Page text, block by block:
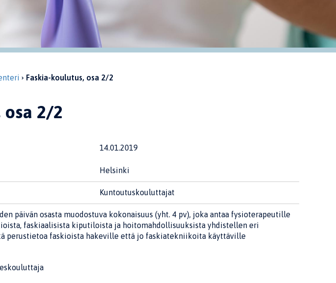
Faskia-koulutus, osa 2/2
osa 2/2
14.01.2019
Helsinki
Kuntoutuskouluttajat
päivän osasta muodostuva kokonaisuus (yht. 4 pv), joka antaa fysioterapeutille
faskiaalisista kiputiloista ja hoitomahdollisuuksista yhdistellen eri
perustietoa faskioista hakeville että jo faskiatekniikoita käyttäville